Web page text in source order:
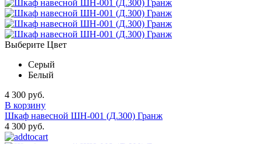
Выберите Цвет
Серый
Белый
4 300 руб.
В корзину
Шкаф навесной ШН-001 (Д.300) Гранж
4 300 руб.